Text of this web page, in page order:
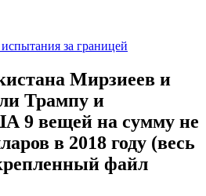
за границей
Мирзиеев и
Трампу и
9 вещей на сумму не
в 2018 году (весь
файл